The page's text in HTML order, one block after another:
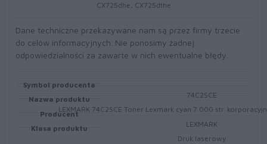
CX725dhe, CX725dthe
Dane techniczne przekazywane nam są przez firmy trzecie
do celów informacyjnych. Nie ponosimy żadnej
odpowiedzialności za zawarte w nich ewentualne błędy.
Symbol producenta
74C2SCE
Nazwa produktu
LEXMARK 74C2SCE Toner Lexmark cyan 7 000 str.
Producent
LEXMARK
Klasa produktu
Druk laserowy